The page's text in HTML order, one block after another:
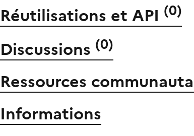
Réutilisations et API (0)
Discussions (0)
Ressources
Informations